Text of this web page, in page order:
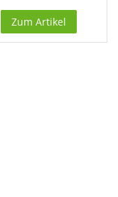
Zum Artikel